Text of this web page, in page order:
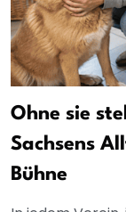
Ohne sie
Sachsens
Bühne